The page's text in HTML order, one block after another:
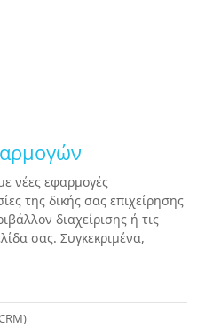
νέες εφαρμογές
της δικής σας επιχείρησης
διαχείρισης ή τις
σας. Συγκεκριμένα,